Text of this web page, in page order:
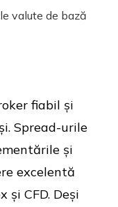
valute de bază
fiabil și
Spread-urile
și
excelentă
și CFD. Deși